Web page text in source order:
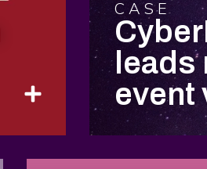
CASE
event